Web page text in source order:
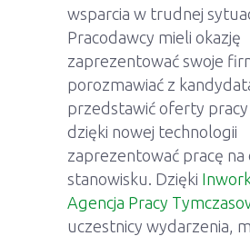
wsparcia w trudnej
Pracodawcy mieli okazję
zaprezentować swoje
porozmawiać z
przedstawić oferty pracy
dzięki nowej technologii
zaprezentować pracę na
stanowisku. Dzięki
Agencja Pracy
uczestnicy wydarzenia,